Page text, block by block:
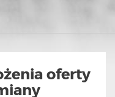
▼
oferty